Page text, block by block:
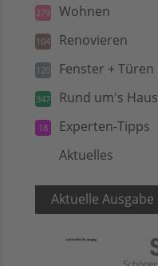
279 Wohnen
104 Renovieren
120 Fenster + Türen
347 Rund um's Haus
18 Experten-Tipps
Aktuelles
Aktuelle Ausgabe